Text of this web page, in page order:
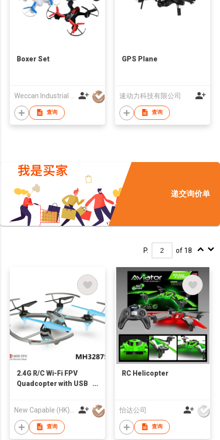
Boxer Set
查询
GPS Plane
速动力科技有限公司
查询
递交询价单
P. of 18
2.4G R/C Wi-Fi FPV
Quadcopter with USB
查询
RC Helicopter
怡达公司
查询